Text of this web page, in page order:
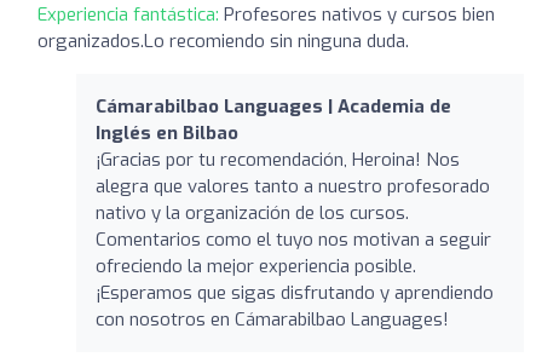
Experiencia fantástica: Profesores nativos y cursos bien
organizados.Lo recomiendo sin ninguna duda.
Cámarabilbao Languages | Academia de
Inglés en Bilbao
¡Gracias por tu recomendación, Heroina! Nos
alegra que valores tanto a nuestro profesorado
nativo y la organización de los cursos.
Comentarios como el tuyo nos motivan a seguir
ofreciendo la mejor experiencia posible.
¡Esperamos que sigas disfrutando y aprendiendo
con nosotros en Cámarabilbao Languages!